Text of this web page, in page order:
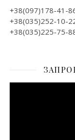
+38(097)178-41-
+38(035)252-10-
+38(035)225-75-
Відеопрогравач